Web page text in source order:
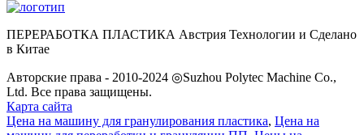
ПЕРЕРАБОТКА ПЛАСТИКА Австрия Технологии и Сделано
в Китае
Авторские права - 2010-2024 ◎Suzhou Polytec Machine Co.,
Ltd. Все права защищены.
Карта сайта
Цена на машину для гранулирования пластика, Цена на